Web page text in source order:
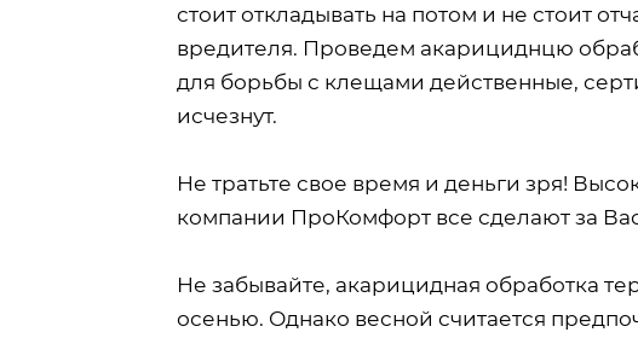
стоит откладывать на потом и не стоит
вредителя. Проведем акарициднцю
для борьбы с клещами действенные,
исчезнут.
Не тратьте свое время и деньги зря!
компании ПроКомфорт все сделают за
Не забывайте, акарицидная обработка
осенью. Однако весной считается